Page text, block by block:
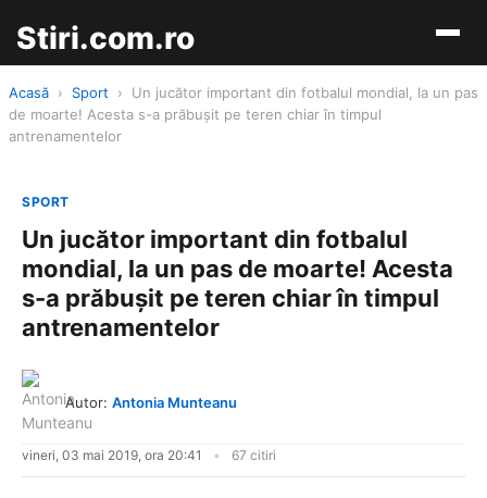
Stiri.com.ro
Acasă › Sport ›
Un jucător important din fotbalul mondial, la un pas
de moarte! Acesta s-a prăbușit pe teren chiar în timpul
antrenamentelor
SPORT
Un jucător important din fotbalul
mondial, la un pas de moarte! Acesta
s-a prăbușit pe teren chiar în timpul
antrenamentelor
Autor: Antonia Munteanu
vineri, 03 mai 2019, ora 20:41 67 citiri